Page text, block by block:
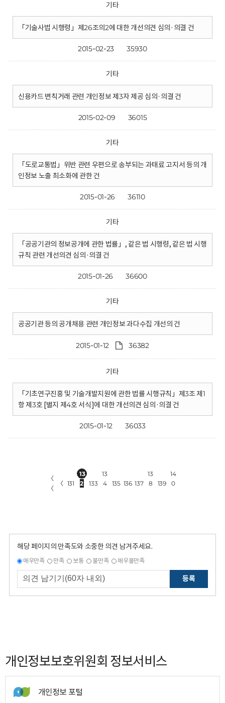
기타
「기술사법 시행령」제26조의2에 대한 개선의견 심의·의결 건
2015-02-23 35930
기타
신용카드 변칙거래 관련 개인정보 제3자 제공 심의·의결 건
2015-02-09 36015
기타
「도로교통법」위반 관련 우편으로 송부되는 과태료 고지서 등의 개
인정보 노출 최소화에 관한 건
2015-01-26 36110
기타
「공공기관의 정보공개에 관한 법률」, 같은 법 시행령, 같은 법 시행
규칙 관련 개선의견 심의·의결 건
2015-01-26 36600
기타
공공기관 등의 공개채용 관련 개인정보 과다수집 개선의 건
2015-01-12 36382
기타
「기초연구진흥 및 기술개발지원에 관한 법률 시행규칙」제3조 제1
항 제3호 [별지 제4호 서식]에 대한 개선의견 심의·의결 건
2015-01-12 36033
〈
〈
〈 131
13
2
133
13
4
135 136 137
13
8
139
14
0
해당 페이지의 만족도와 소중한 의견 남겨주세요.
매우만족 만족 보통 불만족 매우불만족
등록
개인정보보호위원회 정보서비스
개인정보 포털